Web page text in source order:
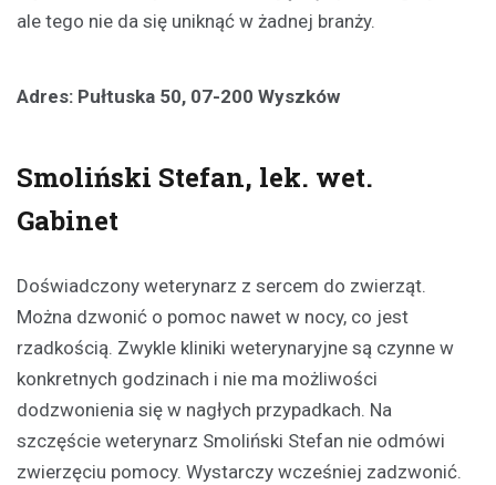
ale tego nie da się uniknąć w żadnej branży.
Adres: Pułtuska 50, 07-200 Wyszków
Smoliński Stefan, lek. wet.
Gabinet
Doświadczony weterynarz z sercem do zwierząt.
Można dzwonić o pomoc nawet w nocy, co jest
rzadkością. Zwykle kliniki weterynaryjne są czynne w
konkretnych godzinach i nie ma możliwości
dodzwonienia się w nagłych przypadkach. Na
szczęście weterynarz Smoliński Stefan nie odmówi
zwierzęciu pomocy. Wystarczy wcześniej zadzwonić.